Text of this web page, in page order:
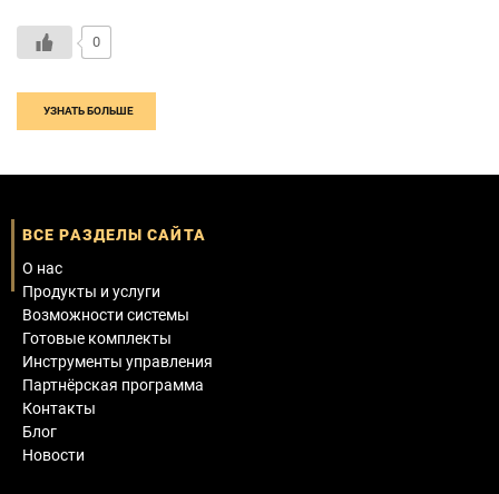
0
УЗНАТЬ БОЛЬШЕ
ВСЕ РАЗДЕЛЫ САЙТА
О нас
Продукты и услуги
Возможности системы
Готовые комплекты
Инструменты управления
Партнёрская программа
Контакты
Блог
Новости